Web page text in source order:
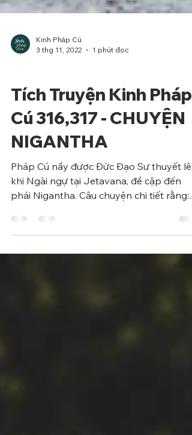
Kinh Pháp Cú
Phẩm Địa Ngục
Tích Truyện Kinh Pháp
Cú 316,317 - CHUYỆN
NIGANTHA
Pháp Cú nầy được Đức Đạo Sư thuyết lên
khi Ngài ngự tại Jetavana, đề cập đến
phái Nigantha. Câu chuyện chi tiết rằng: